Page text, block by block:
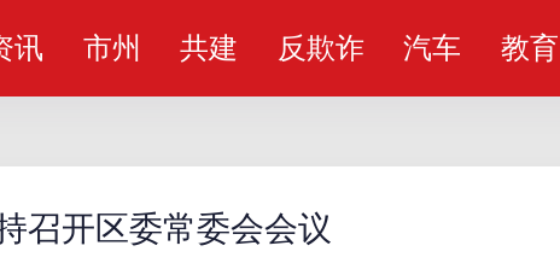
讯 市州 共建 反欺诈 汽车 教育
召开区委常委会会议